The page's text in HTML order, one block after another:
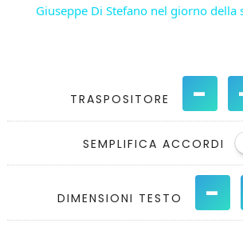
Giuseppe Di Stefano nel giorno della
TRASPOSITORE -
SEMPLIFICA ACCORDI
DIMENSIONI TESTO -